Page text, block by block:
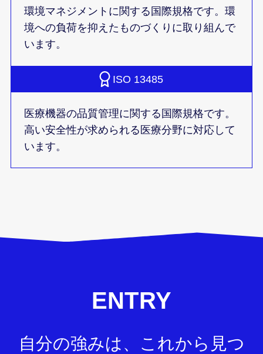
環境マネジメントに関する国際規格です。環
境への負荷を抑えたものづくりに取り組んで
います。
ISO 13485
医療機器の品質管理に関する国際規格です。
高い安全性が求められる医療分野に対応して
います。
ENTRY
自分の強みは、これから見つ